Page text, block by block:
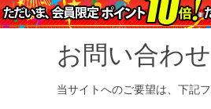
お問い合わせ
当サイトへのご要望は、下記